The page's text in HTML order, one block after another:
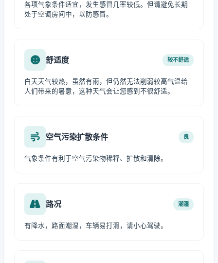
各项气象条件适宜，发生感冒几率较低。但请避免长期
处于空调房间中，以防感冒。
舒适度 较不舒适
白天天气较热，虽然有雨，但仍然无法削弱较高气温给
人们带来的暑意，这种天气会让您感到不很舒适。
空气污染扩散条件 良
气象条件有利于空气污染物稀释、扩散和清除。
路况 潮湿
有降水，路面潮湿，车辆易打滑，请小心驾驶。